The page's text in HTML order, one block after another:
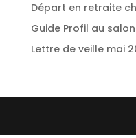
Départ en retraite
Guide Profil au
Lettre de veille mai